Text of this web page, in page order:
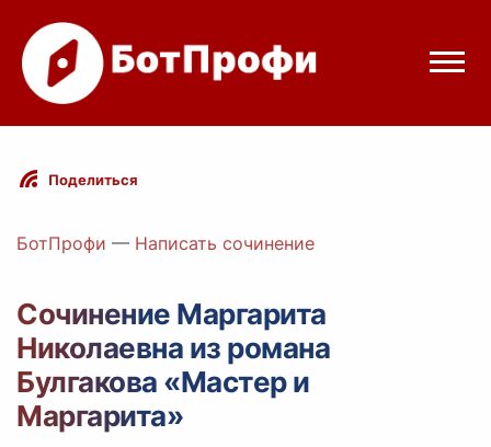
Режимы бота
Цены
Вход с Telegram
Поделиться
БотПрофи — Написать сочинение
Сочинение Маргарита
Николаевна из романа
Булгакова «Мастер и
Маргарита»